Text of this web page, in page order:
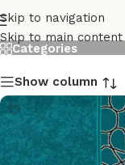
Skip to navigation
Skip to main content
Akrilik Halı
Categories
Show column